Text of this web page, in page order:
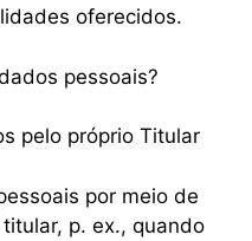
oferecidos.
pessoais?
pelo próprio Titular
por meio de
p. ex., quando